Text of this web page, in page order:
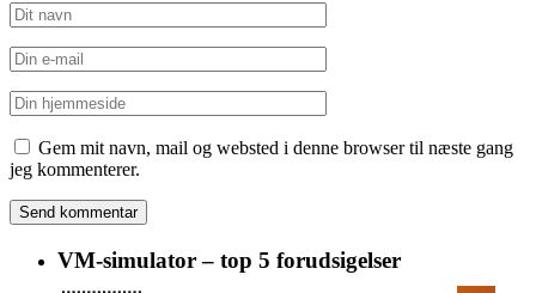
Gem mit navn, mail og websted i denne browser til næste gang
jeg kommenterer.
VM-simulator – top 5 forudsigelser